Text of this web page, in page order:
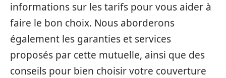
informations sur les tarifs pour vous aider à
faire le bon choix. Nous aborderons
également les garanties et services
proposés par cette mutuelle, ainsi que des
conseils pour bien choisir votre couverture